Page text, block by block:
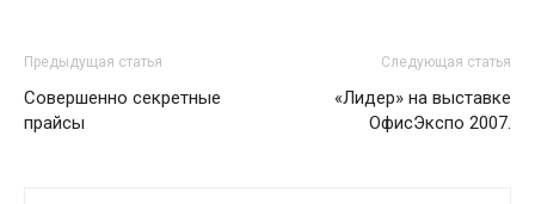
Предыдущая статья
Совершенно секретные
прайсы
Следующая статья
«Лидер» на выставке
ОфисЭкспо 2007.